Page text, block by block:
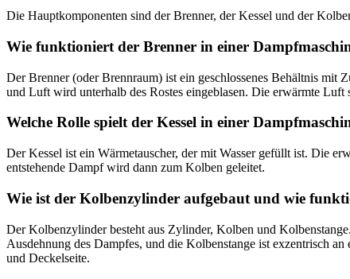
Die Hauptkomponenten sind der Brenner, der Kessel und der
Wie funktioniert der Brenner in einer
Der Brenner (oder Brennraum) ist ein geschlossenes Behältnis
und Luft wird unterhalb des Rostes eingeblasen. Die erwärmte Luft
Welche Rolle spielt der Kessel in einer
Der Kessel ist ein Wärmetauscher, der mit Wasser gefüllt ist. Die
entstehende Dampf wird dann zum Kolben geleitet.
Wie ist der Kolbenzylinder aufgebaut und wie
Der Kolbenzylinder besteht aus Zylinder, Kolben und
Ausdehnung des Dampfes, und die Kolbenstange ist exzentrisch
und Deckelseite.